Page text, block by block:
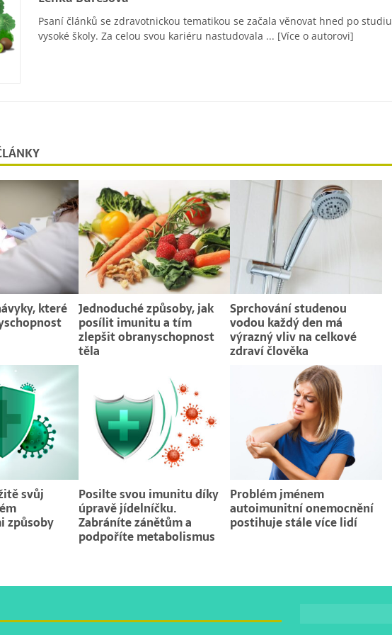
Psaní článků se zdravotnickou tematikou se začala věnovat hned po studiu
vysoké školy. Za celou svou kariéru nastudovala ... [Více o autorovi]
které Jednoduché způsoby, jak
posílit imunitu a tím
zlepšit obranyschopnost
těla
Sprchování studenou
vodou každý den má
výrazný vliv na celkové
zdraví člověka
svůj
způsoby
Posilte svou imunitu díky
úpravě jídelníčku.
Zabráníte zánětům a
podpoříte metabolismus
Problém jménem
autoimunitní onemocnění
postihuje stále více lidí